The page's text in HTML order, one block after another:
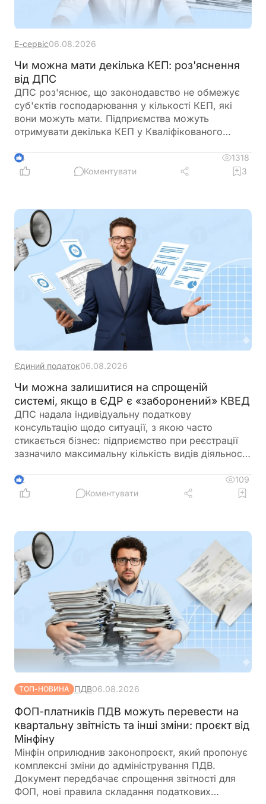
Е-сервіс06.08.2026
Чи можна мати декілька КЕП: роз'яснення
від ДПС
ДПС роз'яснює, що законодавство не обмежує
суб'єктів господарювання у кількості КЕП, які
вони можуть мати. Підприємства можуть
отримувати декілька КЕП у Кваліфікованого
України
4
1318
Коментувати
3
Єдиний податок06.08.2026
Чи можна залишитися на спрощеній
системі, якщо в ЄДР є «заборонений» КВЕД
ДПС надала індивідуальну податкову
консультацію щодо ситуації, з якою часто
стикається бізнес: підприємство при реєстрації
зазначило максимальну кількість видів діяльності
для платників єдиного податку 3-ї групи і вже
отримало лист від ДПС. При цьому в заяві на
коди
2
109
Коментувати
ТОП-НОВИНА ПДВ06.08.2026
ФОП-платників ПДВ можуть перевести на
квартальну звітність та інші зміни: проєкт від
Мінфіну
Мінфін оприлюднив законопроєкт, який пропонує
комплексні зміни до адміністрування ПДВ.
Документ передбачає спрощення звітності для
ФОП, нові правила складання податкових